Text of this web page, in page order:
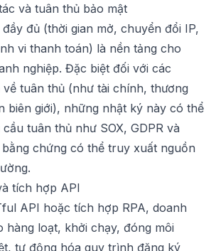
và tuân thủ bảo mật
đủ (thời gian mở, chuyển đổi IP,
vi thanh toán) là nền tảng cho
nghiệp. Đặc biệt đối với các
tuân thủ (như tài chính, thương
biên giới), những nhật ký này có thể
tuân thủ như SOX, GDPR và
chứng có thể truy xuất nguồn
tích hợp API
API hoặc tích hợp RPA, doanh
hàng loạt, khởi chạy, đóng môi
tự động hóa quy trình đăng ký